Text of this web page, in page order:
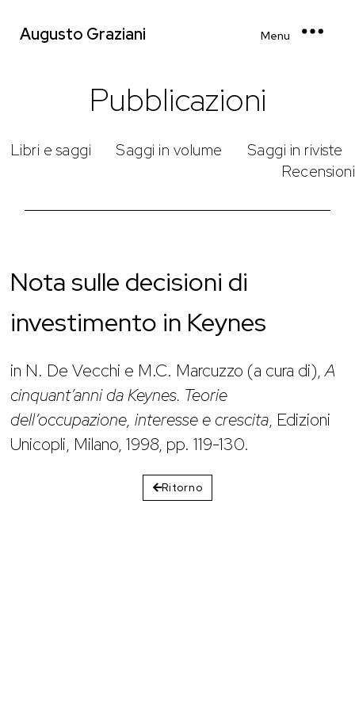
Augusto Graziani Menu
Pubblicazioni
Libri e saggi Saggi in volume
Saggi in riviste
Recensioni
Nota sulle decisioni di
investimento in Keynes
in N. De Vecchi e M.C. Marcuzzo (a cura di),A
cinquant’anni da Keynes. Teorie
dell’occupazione, interesse e crescita, Edizioni
Unicopli, Milano, 1998, pp. 119-130.
Ritorno